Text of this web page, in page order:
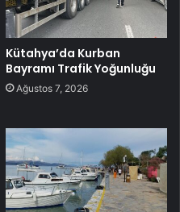
Kütahya’da Kurban
Bayramı Trafik Yoğunluğu
Ağustos 7, 2026